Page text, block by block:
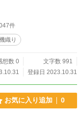
件
織り
想数 0
文字数 991
登録日 2023.10.31
お気に入り追加 0